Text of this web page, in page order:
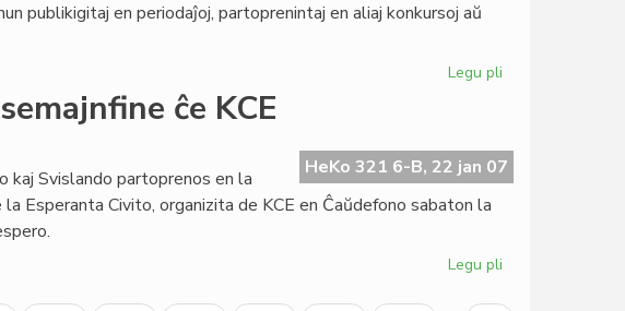
publikigitaj en periodaĵoj, partoprenintaj en aliaj konkursoj aŭ
Legu pli
EKRA-
2007
ĉe KCE
HeKo 321 6-B, 22 jan 07
kaj Svislando partoprenos en la
Esperanta Civito, organizita de KCE en Ĉaŭdefono sabaton la
Legu pli